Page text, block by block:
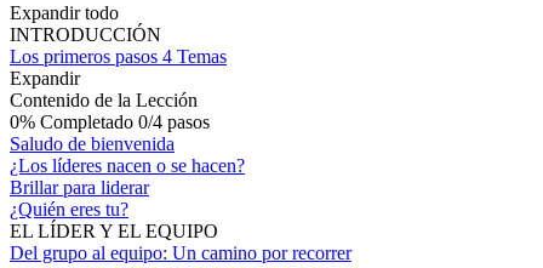
Expandir todo
INTRODUCCIÓN
Los primeros pasos 4 Temas
Expandir
Contenido de la Lección
0% Completado 0/4 pasos
Saludo de bienvenida
¿Los líderes nacen o se hacen?
Brillar para liderar
¿Quién eres tu?
EL LÍDER Y EL EQUIPO
Del grupo al equipo: Un camino por recorrer